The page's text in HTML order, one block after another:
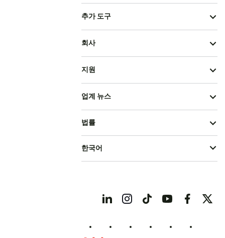
추가 도구
회사
지원
업계 뉴스
법률
한국어